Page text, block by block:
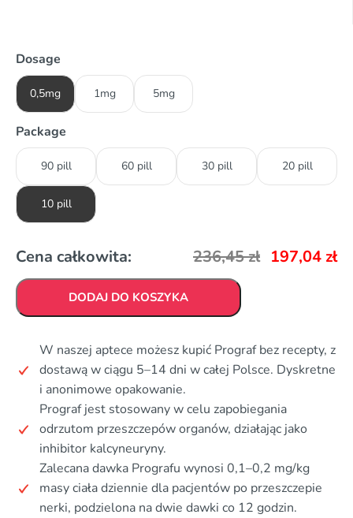
Dosage
0,5mg 1mg 5mg
Package
90 pill 60 pill 30 pill 20 pill
10 pill
Cena całkowita: 236,45zł 197,04 zł
DODAJ DO KOSZYKA
W naszej aptece możesz kupić Prograf bez recepty, z
dostawą w ciągu 5–14 dni w całej Polsce. Dyskretne
i anonimowe opakowanie.
Prograf jest stosowany w celu zapobiegania
odrzutom przeszczepów organów, działając jako
inhibitor kalcyneuryny.
Zalecana dawka Prografu wynosi 0,1–0,2 mg/kg
masy ciała dziennie dla pacjentów po przeszczepie
nerki, podzielona na dwie dawki co 12 godzin.